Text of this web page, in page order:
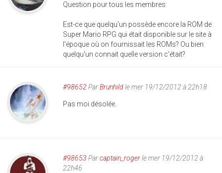
Question pour tous les membres:
Est-ce que quelqu'un possède encore la ROM de
Super Mario RPG qui était disponible sur le site à
l'époque où on fournissait les ROMs? Ou bien
quelqu'un connait quelle version c'était?
#98652 ParBrunhildle mer 19/12/2012 à 22h18
Pas moi désolée.
#98653 Parcaptain_rogerle mer 19/12/2012 à
22h46